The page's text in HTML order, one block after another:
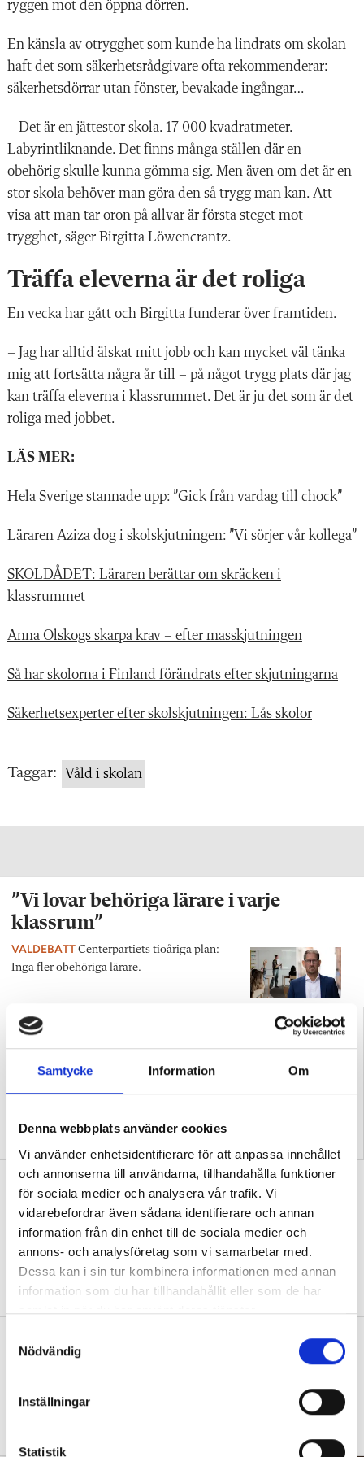
Samtycke Information Om
Denna webbplats använder cookies
Vi använder enhetsidentifierare för att anpassa innehållet
och annonserna till användarna, tillhandahålla funktioner
för sociala medier och analysera vår trafik. Vi
vidarebefordrar även sådana identifierare och annan
information från din enhet till de sociala medier och
annons- och analysföretag som vi samarbetar med.
Dessa kan i sin tur kombinera informationen med annan
information som du har tillhandahållit eller som de har
samlat in när du har använt deras tjänster.
Nödvändig
Inställningar
Statistik
ryggen mot den öppna dörren.
En känsla av otrygghet som kunde ha lindrats om skolan
haft det som säkerhetsrådgivare ofta rekommenderar:
säkerhetsdörrar utan fönster, bevakade ingångar…
– Det är en jättestor skola. 17 000 kvadratmeter.
Labyrintliknande. Det finns många ställen där en
obehörig skulle kunna gömma sig. Men även om det är en
stor skola behöver man göra den så trygg man kan. Att
visa att man tar oron på allvar är första steget mot
trygghet, säger Birgitta Löwencrantz.
Träffa eleverna är det roliga
En vecka har gått och Birgitta funderar över framtiden.
– Jag har alltid älskat mitt jobb och kan mycket väl tänka
mig att fortsätta några år till – på något trygg plats där jag
kan träffa eleverna i klassrummet. Det är ju det som är det
roliga med jobbet.
LÄS MER:
Hela Sverige stannade upp: ”Gick från vardag till chock”
Läraren Aziza dog i skolskjutningen: ”Vi sörjer vår kollega”
SKOLDÅDET: Läraren berättar om skräcken i
klassrummet
Anna Olskogs skarpa krav – efter masskjutningen
Så har skolorna i Finland förändrats efter skjutningarna
Säkerhetsexperter efter skolskjutningen: Lås skolor
Taggar: Våld i skolan
”Vi lovar behöriga lärare i varje
klassrum”
VALDEBATT Centerpartiets tioåriga plan:
Inga fler obehöriga lärare.
”Så bryter vi hatpratets
”Hur skolan fungerar blir
”Vad ska vår tid räcka till på
förskolan?”
DEBATT”Ska jag som förskollärare duka,
damma, snygga upp i hallen, svara i telefon
eller ska jag vara närvarande tillsammans
med barnen?”
”Vad säger det om skolan när allt fler
barn behöver anpassas?”
fler barn från början – inte hur de ska